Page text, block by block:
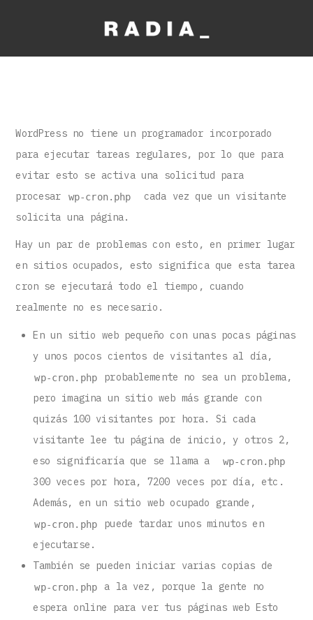
WordPress no tiene un programador incorporado
para ejecutar tareas regulares, por lo que para
evitar esto se activa una solicitud para
procesar
wp-cron.php
cada vez que un visitante
solicita una página.
Hay un par de problemas con esto, en primer lugar
en sitios ocupados, esto significa que esta tarea
cron se ejecutará todo el tiempo, cuando
realmente no es necesario.
En un sitio web pequeño con unas pocas páginas
y unos pocos cientos de visitantes al día,
wp-cron.php
probablemente no sea un problema,
pero imagina un sitio web más grande con
quizás 100 visitantes por hora. Si cada
visitante lee tu página de inicio, y otros 2,
eso significaría que se llama a
wp-cron.php
300 veces por hora, 7200 veces por día, etc.
Además, en un sitio web ocupado grande,
wp-cron.php
puede tardar unos minutos en
ejecutarse.
También se pueden iniciar varias copias de
wp-cron.php
a la vez, porque la gente no
espera online para ver tus páginas web Esto